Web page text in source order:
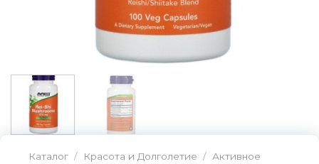
Каталог / Красота и Долголетие / Активное